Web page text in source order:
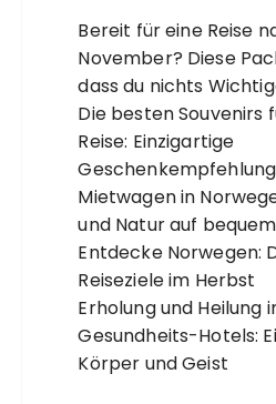
Bereit für eine Reise
November? Diese
dass du nichts
Die besten Souvenirs
Reise: Einzigartige
Mietwagen in
und Natur auf
Entdecke Norwegen:
Reiseziele im Herbst
Erholung und Heilung
Gesundheits-Hotels:
Körper und Geist